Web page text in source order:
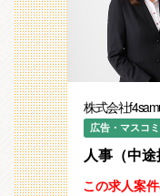
社内育成・
アシスタ
採用代行企
務を外注し
・担当業務例
中途採用面
場選考官も
採用ブラン
など）
当者様との
株式会社
広告・マスコ
人事（中途
この求人案